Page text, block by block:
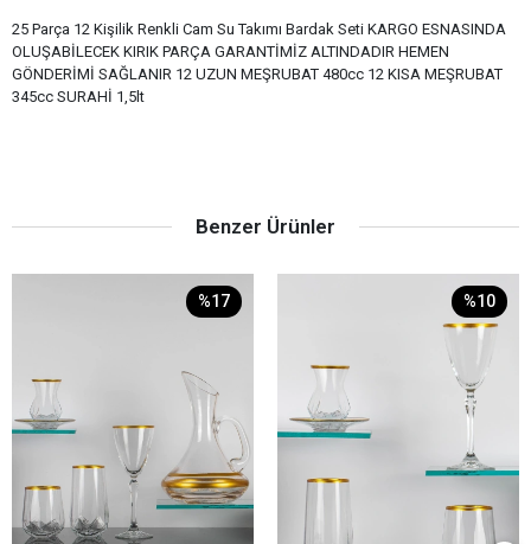
25 Parça 12 Kişilik Renkli Cam Su Takımı Bardak Seti KARGO ESNASINDA
OLUŞABİLECEK KIRIK PARÇA GARANTİMİZ ALTINDADIR HEMEN
GÖNDERİMİ SAĞLANIR 12 UZUN MEŞRUBAT 480cc 12 KISA MEŞRUBAT
345cc SURAHİ 1,5lt
Benzer Ürünler
%17 %10